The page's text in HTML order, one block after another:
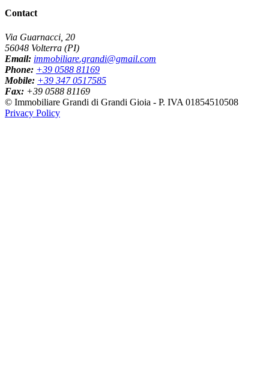
Contact
Via Guarnacci, 20
56048 Volterra (PI)
Email: immobiliare.grandi@gmail.com
Phone: +39 0588 81169
Mobile: +39 347 0517585
Fax: +39 0588 81169
© Immobiliare Grandi di Grandi Gioia - P. IVA 01854510508
Privacy Policy